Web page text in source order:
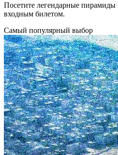
Посетите легендарные
входным билетом.
Самый популярный выбор